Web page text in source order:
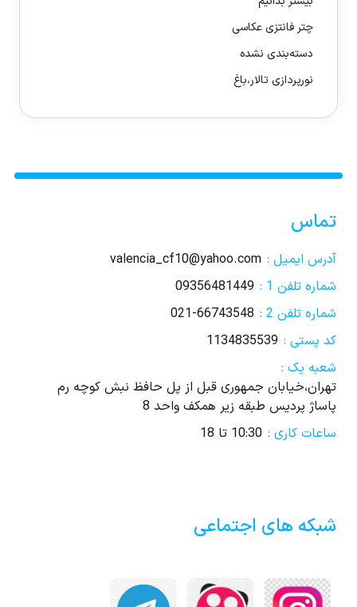
چتر فانتزی عکاسی
دسته‌بندی نشده
نورپردازی تالار،باغ
تماس
آدرس ایمیل : valencia_cf10@yahoo.com
شماره تلفن 1 :
09356481449
شماره تلفن 2 :
021-66743548
کد پستی : 1134835539
شعبه یک :
تهران،خیابان جمهوری قبل از پل حافظ نبش کوچه رم
پاساژ پردیس طبقه زیر همکف واحد 8
ساعات کاری : 10:30 تا 18
شبکه های اجتماعی